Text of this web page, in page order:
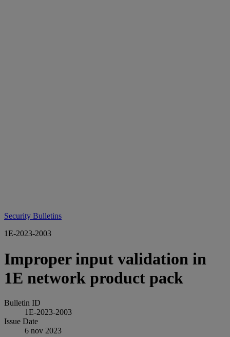
Security Bulletins
1E-2023-2003
Improper input validation in
1E network product pack
Bulletin ID
1E-2023-2003
Issue Date
6 nov 2023